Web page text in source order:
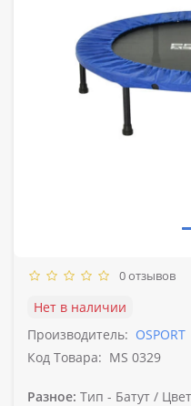
0 отзывов
Нет в наличии
Производитель: OSPORT
Код Товара: MS 0329
Разное: Тип - Батут /